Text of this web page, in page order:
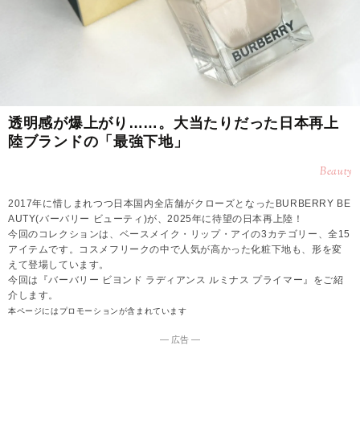
透明感が爆上がり……。大当たりだった日本再上
陸ブランドの「最強下地」
Beauty
2017年に惜しまれつつ日本国内全店舗がクローズとなったBURBERRY BE
AUTY(バーバリー ビューティ)が、2025年に待望の日本再上陸！
今回のコレクションは、ベースメイク・リップ・アイの3カテゴリー、全15
アイテムです。コスメフリークの中で人気が高かった化粧下地も、形を変
えて登場しています。
今回は『バーバリー ビヨンド ラディアンス ルミナス プライマー』をご紹
介します。
本ページにはプロモーションが含まれています
― 広告 ―